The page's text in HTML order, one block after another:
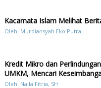
Kacamata Islam Melihat
Oleh: Murdiansyah Eko Putra
Kredit Mikro dan
UMKM, Mencari
dan Akses
Oleh: Naila Fitria, SH